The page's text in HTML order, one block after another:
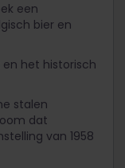
een
bier en
en het historisch
stalen
dat
van 1958